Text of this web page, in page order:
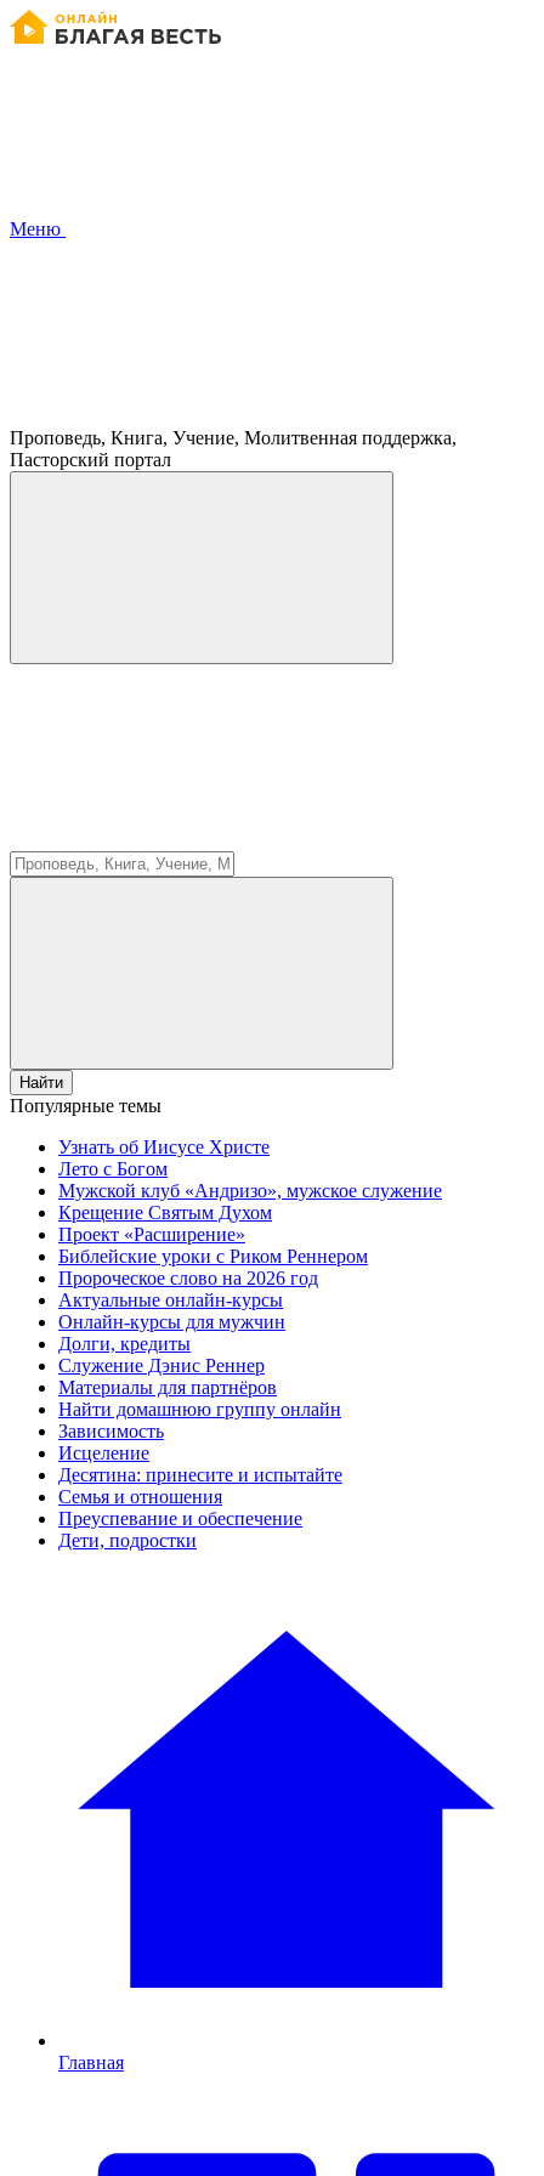
Меню
Проповедь, Книга, Учение, Молитвенная поддержка,
Пасторский портал
Найти
Популярные темы
Узнать об Иисусе Христе
Лето с Богом
Мужской клуб «Андризо», мужское служение
Крещение Святым Духом
Проект «Расширение»
Библейские уроки с Риком Реннером
Пророческое слово на 2026 год
Актуальные онлайн-курсы
Онлайн-курсы для мужчин
Долги, кредиты
Служение Дэнис Реннер
Материалы для партнёров
Найти домашнюю группу онлайн
Зависимость
Исцеление
Десятина: принесите и испытайте
Семья и отношения
Преуспевание и обеспечение
Дети, подростки
Главная